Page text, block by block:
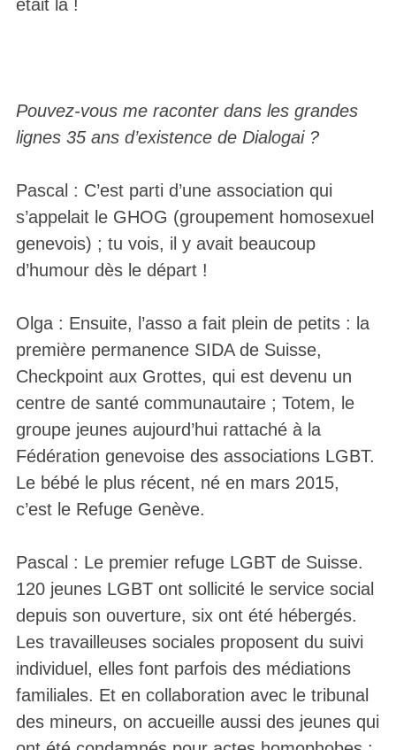
était là !
Pouvez-vous me raconter dans les grandes
lignes 35 ans d’existence de Dialogai ?
Pascal : C’est parti d’une association qui
s’appelait le GHOG (groupement homosexuel
genevois) ; tu vois, il y avait beaucoup
d’humour dès le départ !
Olga : Ensuite, l’asso a fait plein de petits : la
première permanence SIDA de Suisse,
Checkpoint aux Grottes, qui est devenu un
centre de santé communautaire ; Totem, le
groupe jeunes aujourd’hui rattaché à la
Fédération genevoise des associations LGBT.
Le bébé le plus récent, né en mars 2015,
c’est le Refuge Genève.
Pascal : Le premier refuge LGBT de Suisse.
120 jeunes LGBT ont sollicité le service social
depuis son ouverture, six ont été hébergés.
Les travailleuses sociales proposent du suivi
individuel, elles font parfois des médiations
familiales. Et en collaboration avec le tribunal
des mineurs, on accueille aussi des jeunes qui